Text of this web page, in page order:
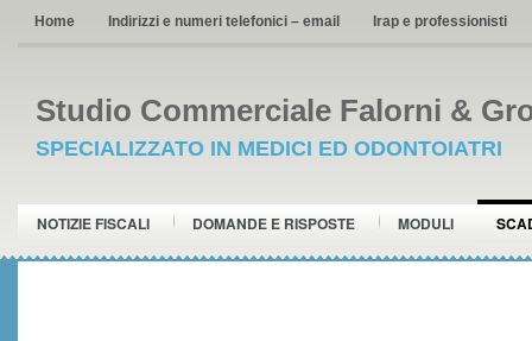
Home Indirizzi e numeri telefonici – email Irap e professionisti
Studio Commerciale Falorni &
SPECIALIZZATO IN MEDICI ED ODONTOIATRI
NOTIZIE FISCALI DOMANDE E RISPOSTE MODULI